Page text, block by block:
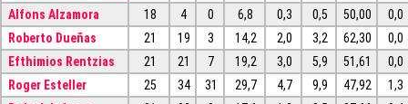
Alfons Alzamora
18 4 0 6,8 0,3 0,5 50,00
0,0
Roberto Dueñas
21 19 3 14,2 2,0 3,2 62,30
0,0
Efthimios Rentzias
21 21 7 19,2 3,0 5,9 51,61
0,0
Roger Esteller
25 34 31 29,7 4,7 9,9 47,92
1,3